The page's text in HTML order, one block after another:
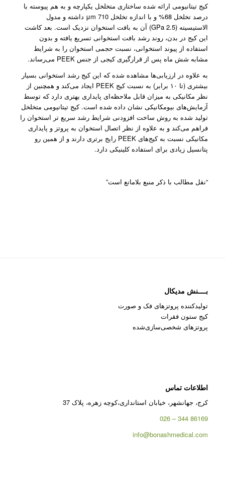
کیج تیتانیومی ارائه شده ساختاری متخلخل یکپارچه و به هم پیوسته با
درصد تخلخل 68% و با اندازه تخلخل 710 μm داشته و مدول
الاستیسیته (2.5 GPa) آن به بافت استخوان نزدیک است. بعد کاشت
این کیج در بدن، روند رشد بافت استخوانی تسریع یافته و بدون
استفاده از پیوند استخوانی، نسبت حجمی استخوان را به شرایط
مشابه شش ماه پس از قرار‌گیری کیجی از جنس PEEK می‌رساند.
به علاوه در ارزیابی‌ها مشاهده شده که این کیج رشد استخوانی بسیار
بیشتری (تا ۱۰ برابر) به نسبت کیج‌ PEEK ایجاد می‌کند و همچنین از
نظر مکانیکی به میزان قابل ملاحظه‌ای پایداری بهتری دارد که توسط
آزمایش‌های بیومکانیکی نشان داده شده است. کیج تیتانیومی متخلخل
تولید شده به روش ساخت افزودنی شرایط رشد سریع تر استخوان را
فراهم می‌کند و به علاوه از نظر اتصال استخوان به پروتز و پایداری
مکانیکی نسبت به کیج‌های PEEK رایج برتری دارند و از همین رو
پتانسیل زیادی برای استفاده کلینیکی دارد.
“نقل مطالب با ذکر منبع بلامانع است”
بــــنش مدیکال
تولیدکننده پروتزهای فک و صورت
کیج ستون فقرات
پروتزهای شخصی‌سازی‌شده
اطلاعات تماس
کرج، جهانشهر، خیابان استانداری،کوچه زهره، پلاک 37
86169 344 – 026
info@bonashmedical.com